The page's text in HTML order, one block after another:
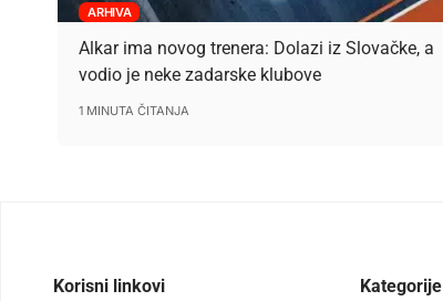
ARHIVA
Alkar ima novog trenera: Dolazi iz Slovačke, a
vodio je neke zadarske klubove
1 MINUTA ČITANJA
Korisni linkovi Kategorije